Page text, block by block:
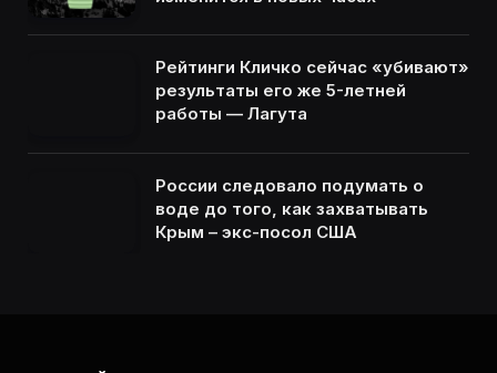
Рейтинги Кличко сейчас «убивают»
результаты его же 5-летней
работы — Лагута
России следовало подумать о
воде до того, как захватывать
Крым – экс-посол США